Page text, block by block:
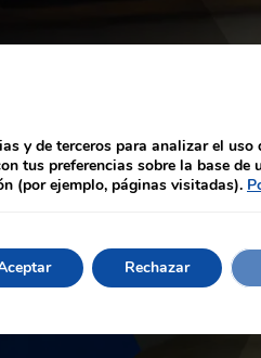
y de terceros para analizar el
tus preferencias sobre la base
(por ejemplo, páginas visitadas).
Rechazar